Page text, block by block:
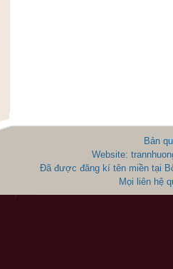
Bản
Website:
Đã được đăng kí tên miền tại
Mọi liên hệ